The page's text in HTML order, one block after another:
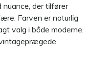
nuance, der tilfører
Farven er naturlig
valg i både moderne,